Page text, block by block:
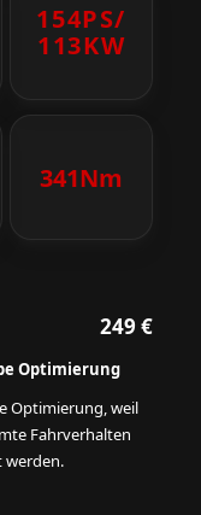
154PS/
113KW
341Nm
249 €
Optimierung
Optimierung, weil
Fahrverhalten
werden.